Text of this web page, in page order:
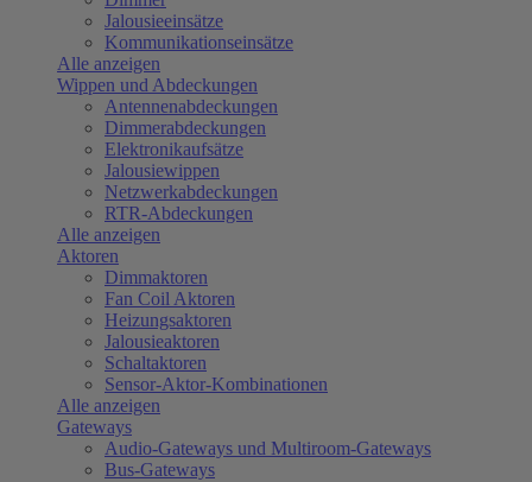
Jalousieeinsätze
Kommunikationseinsätze
Alle anzeigen
Wippen und Abdeckungen
Antennenabdeckungen
Dimmerabdeckungen
Elektronikaufsätze
Jalousiewippen
Netzwerkabdeckungen
RTR-Abdeckungen
Alle anzeigen
Aktoren
Dimmaktoren
Fan Coil Aktoren
Heizungsaktoren
Jalousieaktoren
Schaltaktoren
Sensor-Aktor-Kombinationen
Alle anzeigen
Gateways
Audio-Gateways und Multiroom-Gateways
Bus-Gateways